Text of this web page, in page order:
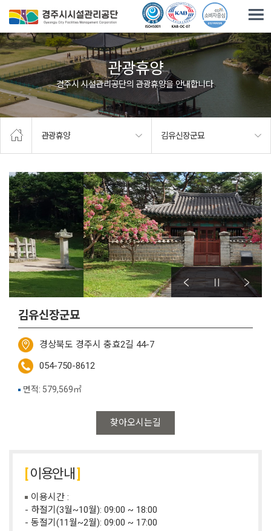
관광휴양
경주시 시설관리공단의 관광휴양을 안내합니다.
관광휴양 김유신장군묘
김유신장군묘
경상북도 경주시 충효2길 44-7
054-750-8612
찾아오시는길
면적: 579,569㎡
이용안내
이용시간 :
- 하절기(3월~10월): 09:00 ~ 18:00
- 동절기(11월~2월): 09:00 ~ 17:00